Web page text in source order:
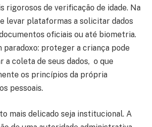
rigorosos de verificação de idade. Na
levar plataformas a solicitar dados
oficiais ou até biometria.
paradoxo: proteger a criança pode
a coleta de seus dados, o que
os princípios da própria
pessoais.
mais delicado seja institucional. A